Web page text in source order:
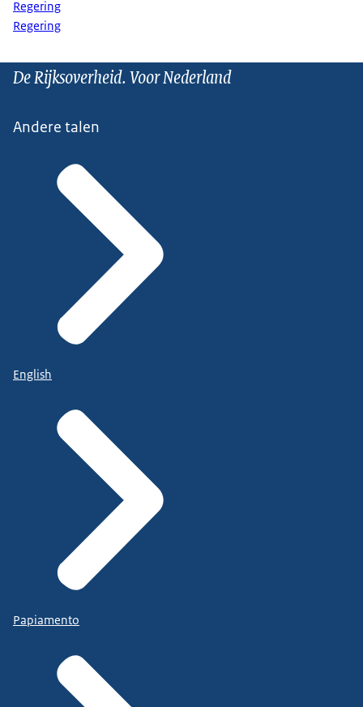
Regering
Regering
De Rijksoverheid. Voor Nederland
Andere talen
English
Papiamento